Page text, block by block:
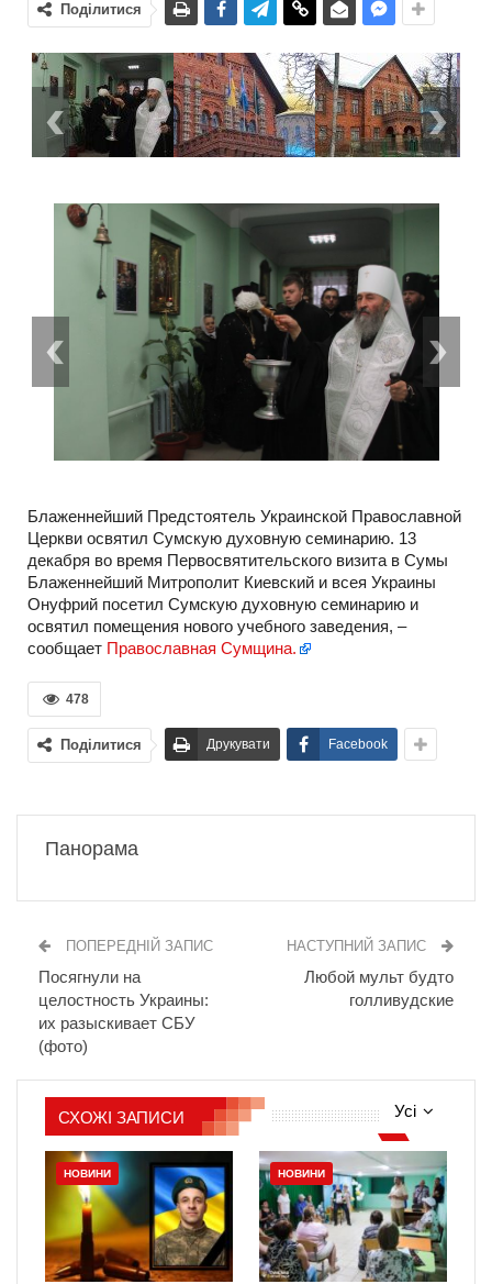
Поділитися
Блаженнейший Предстоятель Украинской Православной
Церкви освятил Сумскую духовную семинарию. 13
декабря во время Первосвятительского визита в Сумы
Блаженнейший Митрополит Киевский и всея Украины
Онуфрий посетил Сумскую духовную семинарию и
освятил помещения нового учебного заведения, –
сообщает Православная Сумщина.
478
Поділитися Друкувати Facebook
Панорама
ПОПЕРЕДНІЙ ЗАПИС
Посягнули на
целостность Украины:
их разыскивает СБУ
(фото)
НАСТУПНИЙ ЗАПИС
Любой мульт будто
голливудские
Усі
СХОЖІ ЗАПИСИ
НОВИНИ НОВИНИ